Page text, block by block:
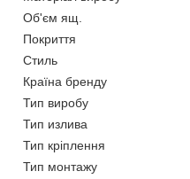
Об'єм ящ.
Покриття
Стиль
Країна бренду
Тип виробу
Тип излива
Тип кріплення
Тип монтажу